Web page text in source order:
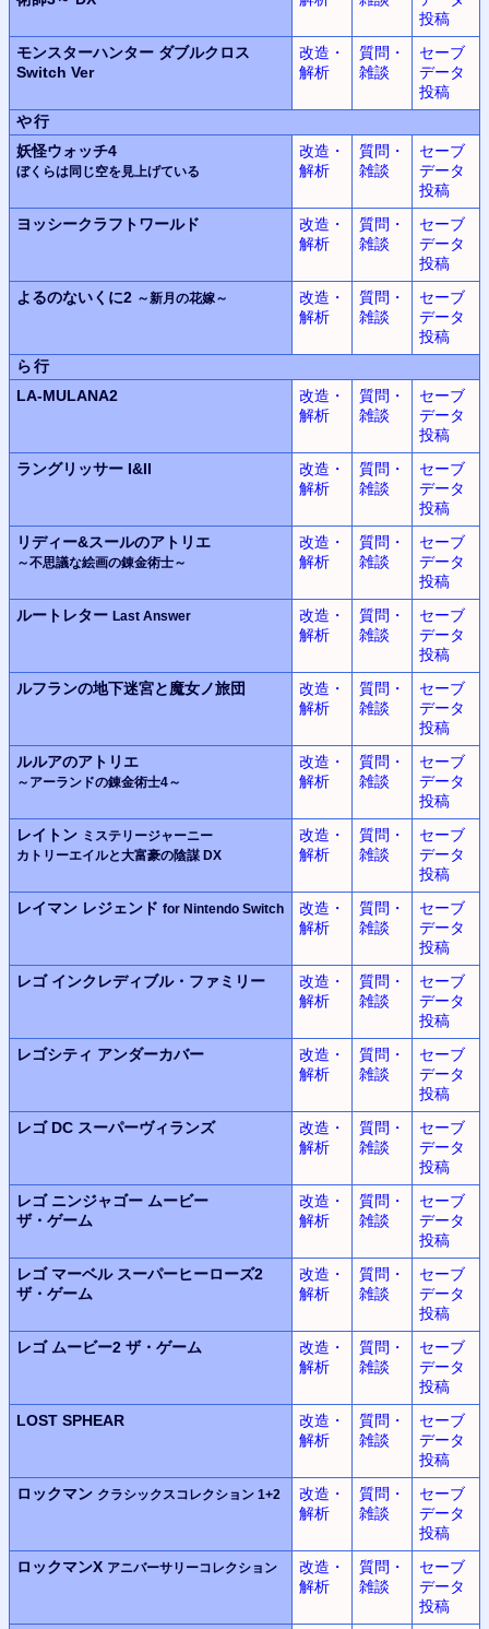
投稿
モンスターハンター ダブルクロス
Switch Ver
改造・
解析
質問・
雑談
セーブ
データ
投稿
や行
妖怪ウォッチ4
ぼくらは同じ空を見上げている
改造・
解析
質問・
雑談
セーブ
データ
投稿
ヨッシークラフトワールド
改造・
解析
質問・
雑談
セーブ
データ
投稿
よるのないくに2 ～新月の花嫁～
改造・
解析
質問・
雑談
セーブ
データ
投稿
ら行
LA-MULANA2
改造・
解析
質問・
雑談
セーブ
データ
投稿
ラングリッサー I&II
改造・
解析
質問・
雑談
セーブ
データ
投稿
リディー&スールのアトリエ
～不思議な絵画の錬金術士～
改造・
解析
質問・
雑談
セーブ
データ
投稿
ルートレター Last Answer
改造・
解析
質問・
雑談
セーブ
データ
投稿
ルフランの地下迷宮と魔女ノ旅団
改造・
解析
質問・
雑談
セーブ
データ
投稿
ルルアのアトリエ
～アーランドの錬金術士4～
改造・
解析
質問・
雑談
セーブ
データ
投稿
レイトン ミステリージャーニー
カトリーエイルと大富豪の陰謀 DX
改造・
解析
質問・
雑談
セーブ
データ
投稿
レイマン レジェンド for Nintendo Switch
改造・
解析
質問・
雑談
セーブ
データ
投稿
レゴ インクレディブル・ファミリー
改造・
解析
質問・
雑談
セーブ
データ
投稿
レゴシティ アンダーカバー
改造・
解析
質問・
雑談
セーブ
データ
投稿
レゴ DC スーパーヴィランズ
改造・
解析
質問・
雑談
セーブ
データ
投稿
レゴ ニンジャゴー ムービー
ザ・ゲーム
改造・
解析
質問・
雑談
セーブ
データ
投稿
レゴ マーベル スーパーヒーローズ2
ザ・ゲーム
改造・
解析
質問・
雑談
セーブ
データ
投稿
レゴ ムービー2 ザ・ゲーム
改造・
解析
質問・
雑談
セーブ
データ
投稿
LOST SPHEAR
改造・
解析
質問・
雑談
セーブ
データ
投稿
ロックマン クラシックスコレクション 1+2
改造・
解析
質問・
雑談
セーブ
データ
投稿
ロックマンX アニバーサリーコレクション
改造・
解析
質問・
雑談
セーブ
データ
投稿